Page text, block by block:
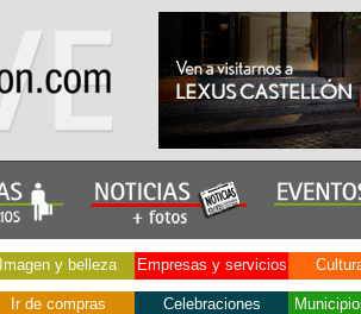
Imagen y belleza Empresas y servicios
Ir de compras Celebraciones